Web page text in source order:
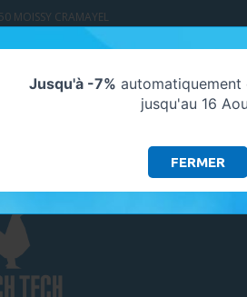
MOISSY CRAMAYEL
NOUS
Jusqu'à -7%
jusqu'au 16
FERMER